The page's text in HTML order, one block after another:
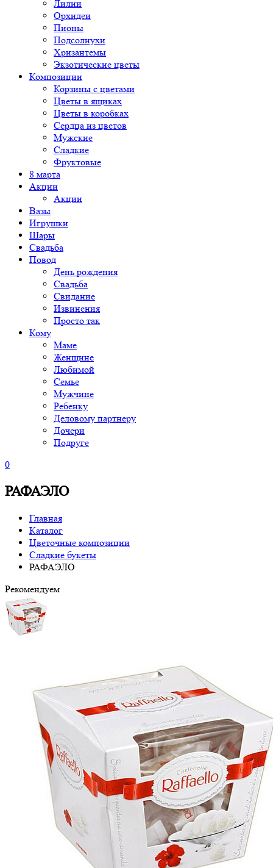
Лилии
Орхидеи
Пионы
Подсолнухи
Хризантемы
Экзотические цветы
Композиции
Корзины с цветами
Цветы в ящиках
Цветы в коробках
Сердца из цветов
Мужские
Сладкие
Фруктовые
8 марта
Акции
Акции
Вазы
Игрушки
Шары
Свадьба
Повод
День рождения
Свадьба
Свидание
Извинения
Просто так
Кому
Маме
Женщине
Любимой
Семье
Мужчине
Ребенку
Деловому партнеру
Дочери
Подруге
0
РАФАЭЛО
Главная
Каталог
Цветочные композиции
Сладкие букеты
РАФАЭЛО
Рекомендуем